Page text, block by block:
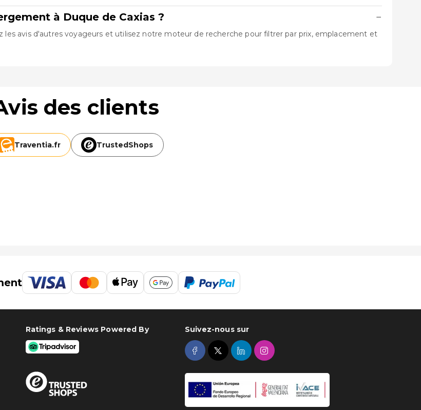
à Duque de Caxias ? −
les avis d'autres voyageurs et utilisez notre moteur de recherche pour filtrer par prix, emplacement et
des clients
Traventia.fr TrustedShops
Ratings & Reviews Powered By Suivez-nous sur